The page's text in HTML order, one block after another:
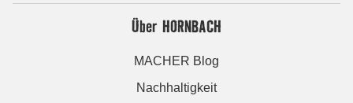
Über HORNBACH
MACHER Blog
Nachhaltigkeit